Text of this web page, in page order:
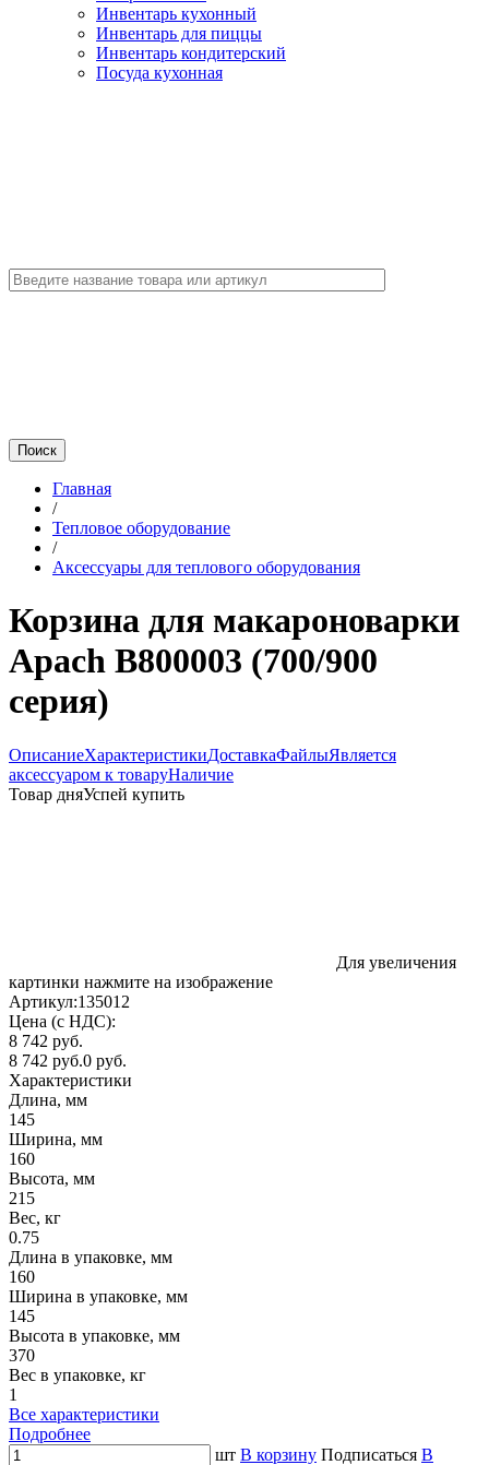
Инвентарь кухонный
Инвентарь для пиццы
Инвентарь кондитерский
Посуда кухонная
Главная
/
Тепловое оборудование
/
Аксессуары для теплового оборудования
Корзина для макароноварки
Apach B800003 (700/900
серия)
ОписаниеХарактеристикиДоставкаФайлыЯвляется
аксессуаром к товаруНаличие
Товар дняУспей купить
Для увеличения
картинки нажмите на изображение
Артикул:135012
Цена (с НДС):
8 742 руб.
8 742 руб.0 руб.
Характеристики
Длина, мм
145
Ширина, мм
160
Высота, мм
215
Вес, кг
0.75
Длина в упаковке, мм
160
Ширина в упаковке, мм
145
Высота в упаковке, мм
370
Вес в упаковке, кг
1
Все характеристики
Подробнее
шт В корзину Подписаться В